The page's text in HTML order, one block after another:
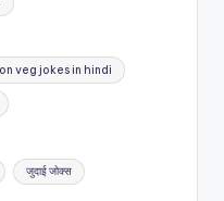
veg jokes in hindi
जुदाई जोक्स